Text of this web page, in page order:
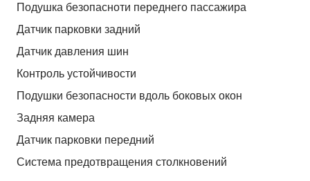
Подушка безопасноти переднего пассажира
Датчик парковки задний
Датчик давления шин
Контроль устойчивости
Подушки безопасности вдоль боковых окон
Задняя камера
Датчик парковки передний
Система предотвращения столкновений